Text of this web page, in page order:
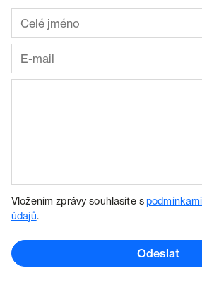
Vložením zprávy souhlasíte s
údajů.
Odeslat